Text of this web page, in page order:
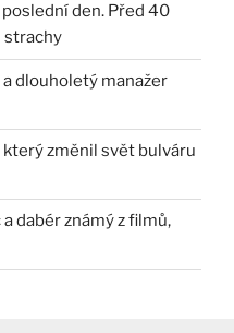
den. Před 40
strachy
dlouholetý manažer
který změnil svět bulváru
dabér známý z filmů,